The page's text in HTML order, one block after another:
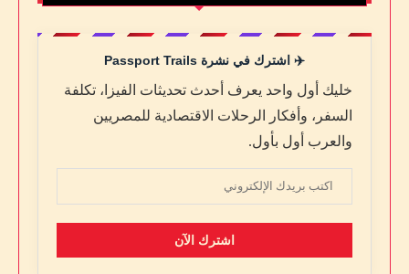
✈️ اشترك في نشرة Passport Trails
خليك أول واحد يعرف أحدث تحديثات الفيزا، تكلفة
السفر، وأفكار الرحلات الاقتصادية للمصريين
والعرب أول بأول.